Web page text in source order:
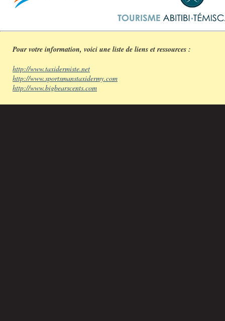
Pour votre information, voici une liste de liens et ressources :
http://www.taxidermiste.net
http://www.sportsmanstaxidermy.com
http://www.bigbearscents.com